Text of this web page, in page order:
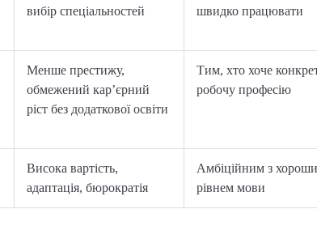
вибір спеціальностей
швидко працювати
Менше престижу,
обмежений кар’єрний
ріст без додаткової освіти
Тим, хто хоче
робочу професію
Висока вартість,
адаптація, бюрократія
Амбіційним з
рівнем мови